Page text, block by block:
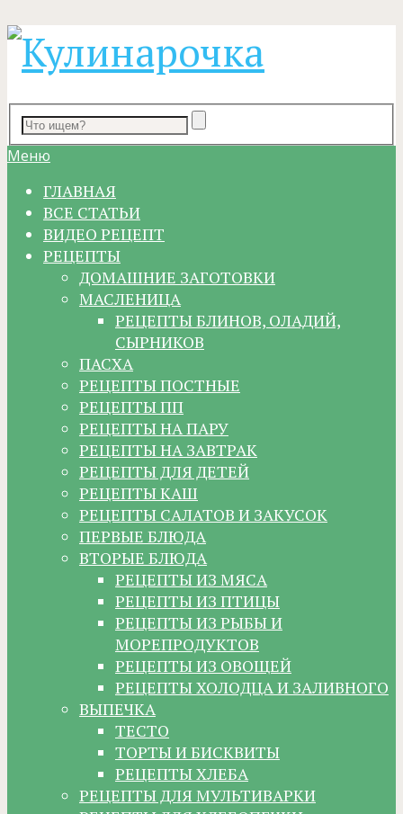
Меню
ГЛАВНАЯ
ВСЕ СТАТЬИ
ВИДЕО РЕЦЕПТ
РЕЦЕПТЫ
ДОМАШНИЕ ЗАГОТОВКИ
МАСЛЕНИЦА
РЕЦЕПТЫ БЛИНОВ, ОЛАДИЙ,
СЫРНИКОВ
ПАСХА
РЕЦЕПТЫ ПОСТНЫЕ
РЕЦЕПТЫ ПП
РЕЦЕПТЫ НА ПАРУ
РЕЦЕПТЫ НА ЗАВТРАК
РЕЦЕПТЫ ДЛЯ ДЕТЕЙ
РЕЦЕПТЫ КАШ
РЕЦЕПТЫ САЛАТОВ И ЗАКУСОК
ПЕРВЫЕ БЛЮДА
ВТОРЫЕ БЛЮДА
РЕЦЕПТЫ ИЗ МЯСА
РЕЦЕПТЫ ИЗ ПТИЦЫ
РЕЦЕПТЫ ИЗ РЫБЫ И
МОРЕПРОДУКТОВ
РЕЦЕПТЫ ИЗ ОВОЩЕЙ
РЕЦЕПТЫ ХОЛОДЦА И ЗАЛИВНОГО
ВЫПЕЧКА
ТЕСТО
ТОРТЫ И БИСКВИТЫ
РЕЦЕПТЫ ХЛЕБА
РЕЦЕПТЫ ДЛЯ МУЛЬТИВАРКИ